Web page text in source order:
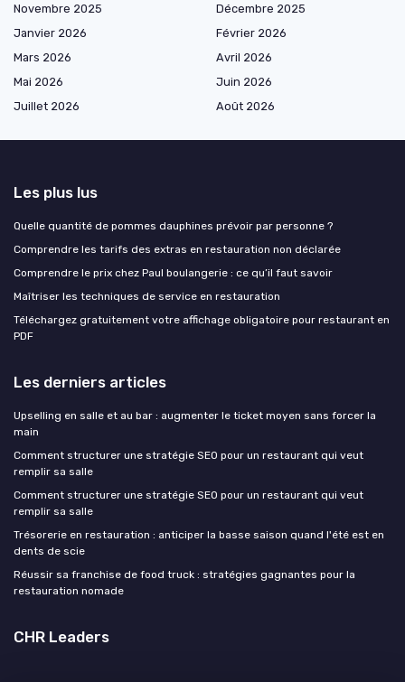
Novembre 2025
Décembre 2025
Janvier 2026
Février 2026
Mars 2026
Avril 2026
Mai 2026
Juin 2026
Juillet 2026
Août 2026
Les plus lus
Quelle quantité de pommes dauphines prévoir par personne ?
Comprendre les tarifs des extras en restauration non déclarée
Comprendre le prix chez Paul boulangerie : ce qu’il faut savoir
Maîtriser les techniques de service en restauration
Téléchargez gratuitement votre affichage obligatoire pour restaurant en
PDF
Les derniers articles
Upselling en salle et au bar : augmenter le ticket moyen sans forcer la
main
Comment structurer une stratégie SEO pour un restaurant qui veut
remplir sa salle
Comment structurer une stratégie SEO pour un restaurant qui veut
remplir sa salle
Trésorerie en restauration : anticiper la basse saison quand l'été est en
dents de scie
Réussir sa franchise de food truck : stratégies gagnantes pour la
restauration nomade
CHR Leaders